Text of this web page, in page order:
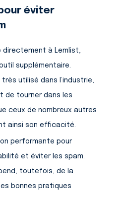
éviter
directement à Lemlist,
supplémentaire.
utilisé dans l’industrie,
de tourner dans les
ceux de nombreux autres
ainsi son efficacité.
performante pour
et éviter les spam.
toutefois, de la
bonnes pratiques